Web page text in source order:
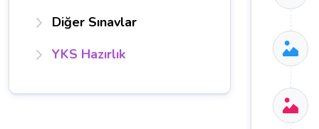
Diğer Sınavlar
YKS Hazırlık